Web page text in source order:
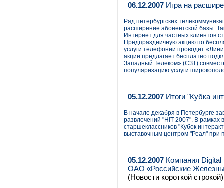
06.12.2007 Игра на
Ряд петербургских
расширение абонентской базы.
Интернет для частных клиентов
Предпраздничную акцию по
услуги телефонии проводит
акции предлагает бесплатно
Западный Телеком» (СЗТ)
популяризацию услуги
05.12.2007 Итоги "Кубка
В начале декабря в Петербурге
развлечений "HIT-2007". В
старшеклассников "Кубок
выставочным центром "Реал" при
05.12.2007 Компания Digital
ОАО «Российские
(Новости короткой строкой)